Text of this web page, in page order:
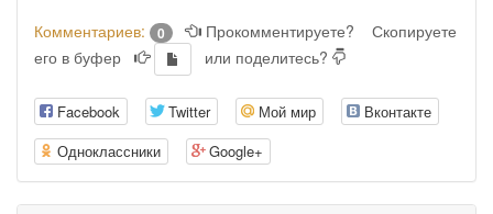
Комментариев: 0 Прокомментируете?
Скопируете
его в буфер
или поделитесь?
Facebook Twitter Мой мир
Вконтакте
Одноклассники
Google+